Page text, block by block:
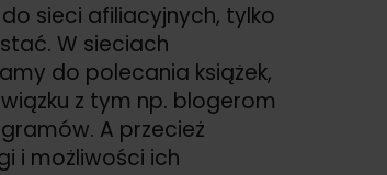
sieci afiliacyjnych, tylko
W sieciach
do polecania książek,
z tym np. blogerom
A przecież
i możliwości ich